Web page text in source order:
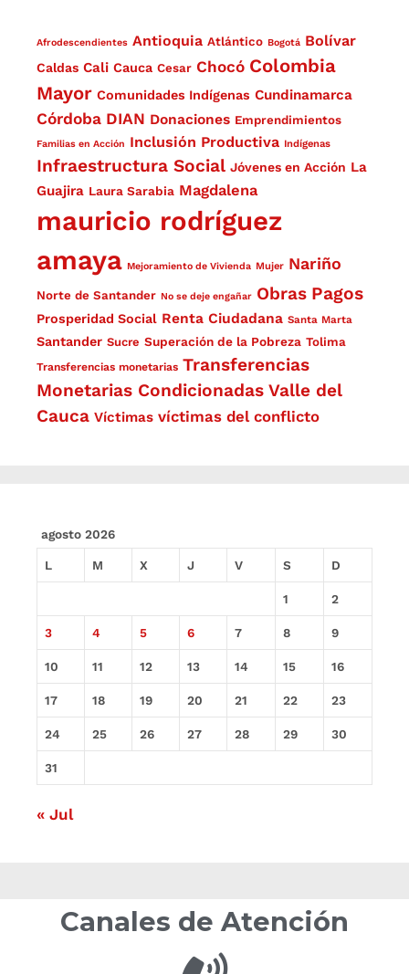
Afrodescendientes Antioquia Atlántico Bogotá Bolívar
Caldas Cali Cauca Cesar Chocó Colombia
Mayor Comunidades Indígenas Cundinamarca
Córdoba DIAN Donaciones Emprendimientos
Familias en Acción Inclusión Productiva Indígenas
Infraestructura Social Jóvenes en Acción La
Guajira Laura Sarabia Magdalena
mauricio rodríguez
amaya Mejoramiento de Vivienda Mujer Nariño
Norte de Santander No se deje engañar Obras Pagos
Prosperidad Social Renta Ciudadana Santa Marta
Santander Sucre Superación de la Pobreza Tolima
Transferencias monetarias Transferencias
Monetarias Condicionadas Valle del
Cauca Víctimas víctimas del conflicto
agosto 2026
L M X J V S D
1 2
3 4 5 6 7 8 9
10 11 12 13 14 15 16
17 18 19 20 21 22 23
24 25 26 27 28 29 30
31
« Jul
Canales de Atención